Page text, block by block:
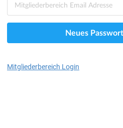
Mitgliederbereich Login